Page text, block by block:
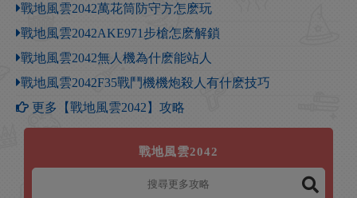
戰地風雲2042萬花筒防守方怎麽玩
戰地風雲2042AKE971步槍怎麽解鎖
戰地風雲2042無人機為什麽能站人
戰地風雲2042F35戰鬥機機炮殺人有什麽技巧
更多【戰地風雲2042】攻略
戰地風雲2042